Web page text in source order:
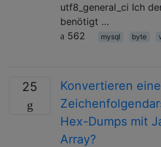
utf8_general_ci Ich
benötigt …
562
mysql byte
25
Konvertieren
Hex-Dumps mit
Array?